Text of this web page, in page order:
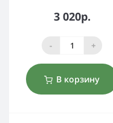
3 020р.
- +
В корзину